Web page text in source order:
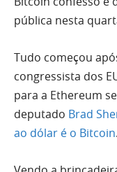
pública nesta
Tudo começou
congressista dos
para a Ethereum
deputado Brad
ao dólar é o Bitcoin.